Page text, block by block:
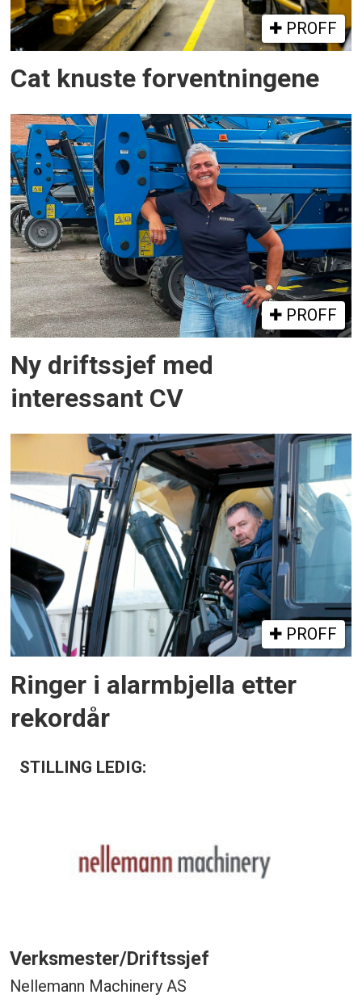
PROFF
Cat knuste forventningene
PROFF
Ny driftssjef med
interessant CV
PROFF
Ringer i alarmbjella etter
rekordår
STILLING LEDIG:
Verksmester/Driftssjef
Nellemann Machinery AS